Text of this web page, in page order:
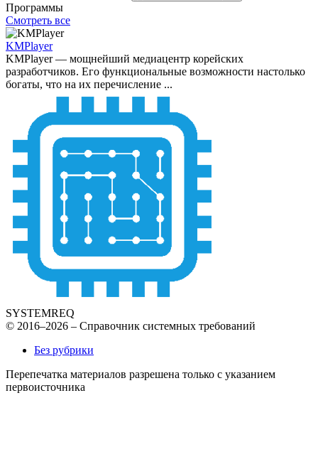
Программы
Смотреть все
KMPlayer
KMPlayer — мощнейший медиацентр корейских
разработчиков. Его функциональные возможности настолько
богаты, что на их перечисление ...
SYSTEMREQ
© 2016–2026 – Справочник системных требований
Без рубрики
Перепечатка материалов разрешена только с указанием
первоисточника